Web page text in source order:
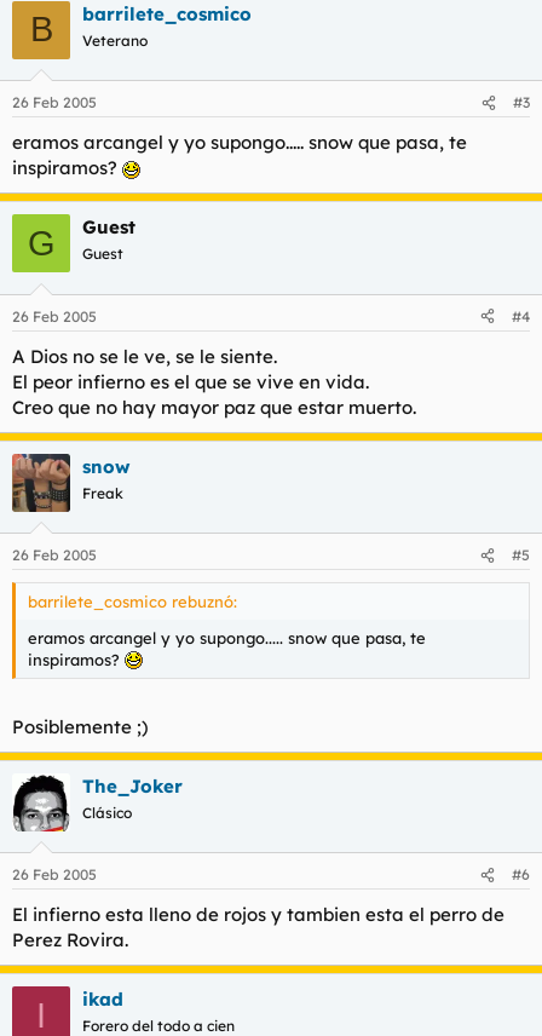
Como os decia, el infierno no existe en la muerte, ni el
purgatorio. En la muerte no existe nada excepto un recuerdo
que perpetúa todo lo que aún está vivo.
Tenemos mucho que recordar para que no muera del todo.
B barrilete_cosmico
Veterano
26 Feb 2005 #3
eramos arcangel y yo supongo..... snow que pasa, te
inspiramos?
G Guest
Guest
26 Feb 2005 #4
A Dios no se le ve, se le siente.
El peor infierno es el que se vive en vida.
Creo que no hay mayor paz que estar muerto.
snow
Freak
26 Feb 2005 #5
barrilete_cosmico rebuznó:
eramos arcangel y yo supongo..... snow que pasa, te
inspiramos?
Posiblemente ;)
The_Joker
Clásico
26 Feb 2005 #6
El infierno esta lleno de rojos y tambien esta el perro de
Perez Rovira.
I ikad
Forero del todo a cien